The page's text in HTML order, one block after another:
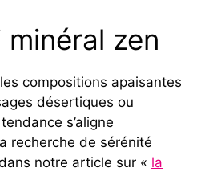
zen
compositions apaisantes
désertiques ou
s’aligne
recherche de sérénité
notre article sur « la